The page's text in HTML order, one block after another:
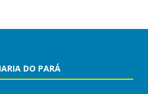
DO PARÁ